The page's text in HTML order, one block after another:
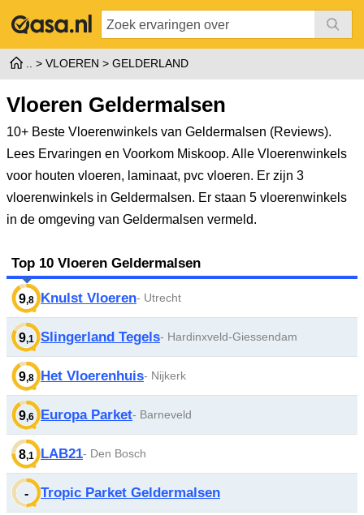
VLOEREN GELDERLAND
Vloeren Geldermalsen
10+ Beste Vloerenwinkels van Geldermalsen (Reviews).
Lees Ervaringen en Voorkom Miskoop. Alle Vloerenwinkels
voor houten vloeren, laminaat, pvc vloeren. Er zijn 3
vloerenwinkels in Geldermalsen. Er staan 5 vloerenwinkels
in de omgeving van Geldermalsen vermeld.
Top 10 Vloeren Geldermalsen
9,8 Knulst Vloeren- Utrecht
9,1 Slingerland Tegels- Hardinxveld-Giessendam
9,8 Het Vloerenhuis- Nijkerk
9,6 Europa Parket- Barneveld
8,1 LAB21- Den Bosch
- Tropic Parket Geldermalsen